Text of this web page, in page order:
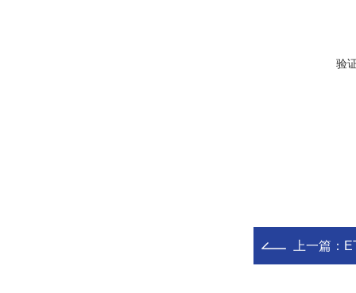
验
上一篇：